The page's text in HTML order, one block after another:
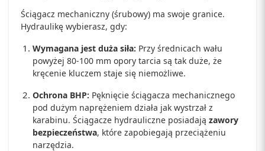
Ściągacz mechaniczny (śrubowy) ma swoje granice.
Hydraulikę wybierasz, gdy:
Wymagana jest duża siła: Przy średnicach wału
powyżej 80-100 mm opory tarcia są tak duże, że
kręcenie kluczem staje się niemożliwe.
Ochrona BHP: Pęknięcie ściągacza mechanicznego
pod dużym naprężeniem działa jak wystrzał z
karabinu. Ściągacze hydrauliczne posiadają zawory
bezpieczeństwa, które zapobiegają przeciążeniu
narzędzia.